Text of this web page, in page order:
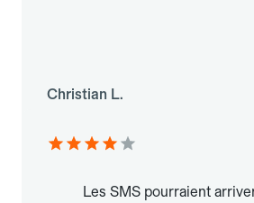
Christian L.
Les SMS pourraient